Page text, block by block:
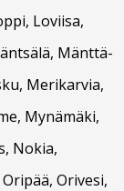
Loviisa,
Mänttä-
Merikarvia,
Mynämäki,
Nokia,
Orivesi,